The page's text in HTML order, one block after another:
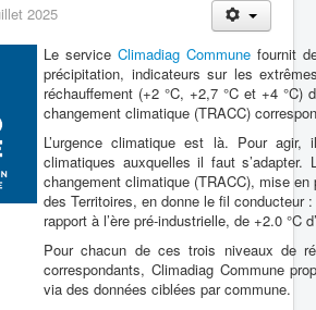
2025
Le serviceClimadiag Commune fournit
précipitation, indicateurs sur les
réchauffement (+2 °C, +2,7 °C et +4 °C)
changement climatique (TRACC)
L’urgence climatique est là. Pour
climatiques auxquelles il faut s’adapter.
changement climatique (TRACC), mise
des Territoires, en donne le fil conducteur
rapport à l’ère pré-industrielle, de +2.0 °C
Pour chacun de ces trois niveaux de
correspondants, Climadiag Commune
via des données ciblées par commune.